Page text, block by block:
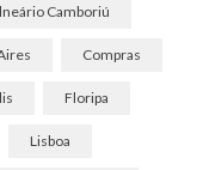
Camboriú
Compras
Floripa
Lisboa